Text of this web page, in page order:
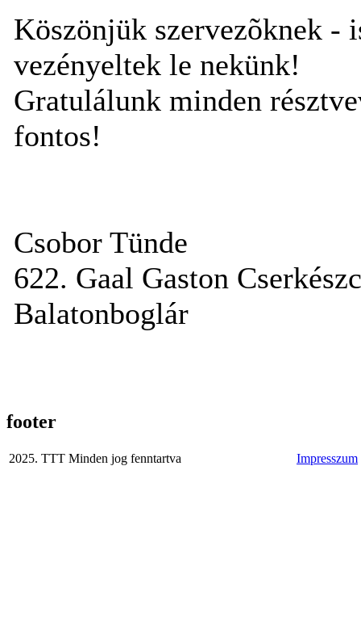
Köszönjük szervezõknek -
vezényeltek le nekünk!
Gratulálunk minden
fontos!
Csobor Tünde
622. Gaal Gaston
Balatonboglár
footer
2025. TTT Minden jog fenntartva Impresszum